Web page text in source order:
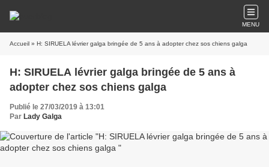
MENU
Accueil » H: SIRUELA lévrier galga bringée de 5 ans à adopter chez sos chiens galga
H: SIRUELA lévrier galga bringée de 5 ans à
adopter chez sos chiens galga
Publié le 27/03/2019 à 13:01
Par Lady Galga